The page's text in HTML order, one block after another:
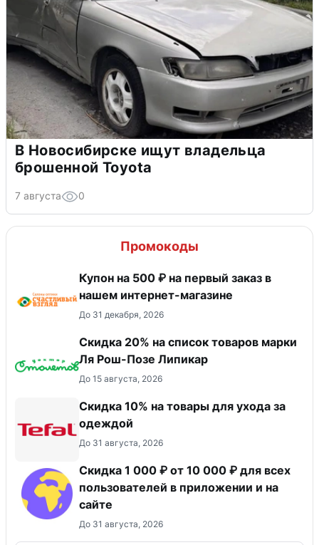
В Новосибирске ищут владельца
брошенной Toyota
7 августа 0
Промокоды
Купон на 500 ₽ на первый заказ в
нашем интернет-магазине
До 31 декабря, 2026
Скидка 20% на список товаров марки
Ля Рош-Позе Липикар
До 15 августа, 2026
Скидка 10% на товары для ухода за
одеждой
До 31 августа, 2026
Скидка 1 000 ₽ от 10 000 ₽ для всех
пользователей в приложении и на
сайте
До 31 августа, 2026